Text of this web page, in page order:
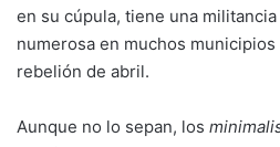
en su cúpula, tiene una
numerosa en muchos
rebelión de abril.
Aunque no lo sepan, los